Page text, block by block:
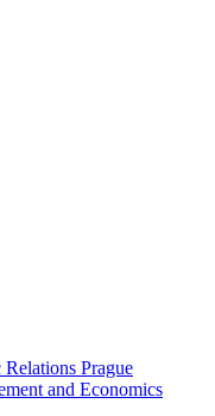
Prague
and Economics